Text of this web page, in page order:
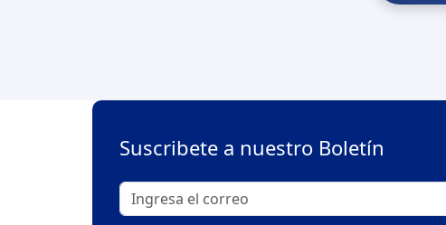
Suscribete a nuestro Boletín